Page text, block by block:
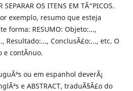
SEPARAR OS ITENS EM TÃ“PICOS.
exemplo, resumo que esteja
forma: RESUMO: Objeto:...,
Resultado:..., ConclusÃ£o:..., etc. O
e contÃ­nuo.
ou em espanhol deverÃ¡
e ABSTRACT, traduÃ§Ã£o do